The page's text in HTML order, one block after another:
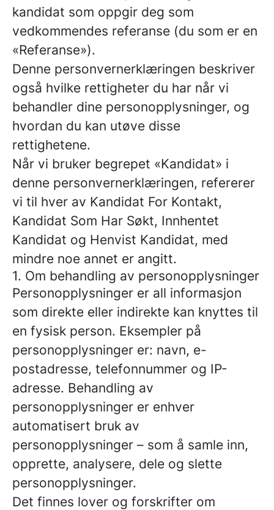
kandidat som oppgir deg som
vedkommendes referanse (du som er en
«Referanse»).
Denne personvernerklæringen beskriver
også hvilke rettigheter du har når vi
behandler dine personopplysninger, og
hvordan du kan utøve disse
rettighetene.
Når vi bruker begrepet «Kandidat» i
denne personvernerklæringen, refererer
vi til hver av Kandidat For Kontakt,
Kandidat Som Har Søkt, Innhentet
Kandidat og Henvist Kandidat, med
mindre noe annet er angitt.
1. Om behandling av personopplysninger
Personopplysninger er all informasjon
som direkte eller indirekte kan knyttes til
en fysisk person. Eksempler på
personopplysninger er: navn, e-
postadresse, telefonnummer og IP-
adresse. Behandling av
personopplysninger er enhver
automatisert bruk av
personopplysninger – som å samle inn,
opprette, analysere, dele og slette
personopplysninger.
Det finnes lover og forskrifter om